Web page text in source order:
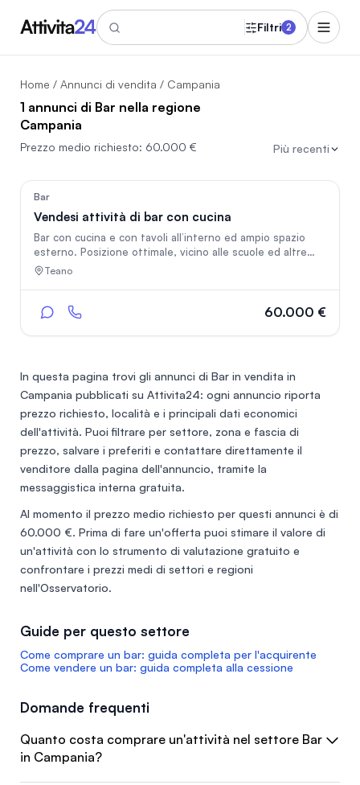
Filtri 2
Home / Annunci di vendita / Campania
1 annunci di Bar nella regione
Campania
Prezzo medio richiesto: 60.000 € Più recenti
Bar
Vendesi attività di bar con cucina
Bar con cucina e con tavoli all’interno ed ampio spazio
esterno. Posizione ottimale, vicino alle scuole ed altre
attività commerciali.
Teano
60.000 €
In questa pagina trovi gli annunci di Bar in vendita in
Campania pubblicati su Attivita24: ogni annuncio riporta
prezzo richiesto, località e i principali dati economici
dell'attività. Puoi filtrare per settore, zona e fascia di
prezzo, salvare i preferiti e contattare direttamente il
venditore dalla pagina dell'annuncio, tramite la
messaggistica interna gratuita.
Al momento il prezzo medio richiesto per questi annunci è di
60.000 €. Prima di fare un'offerta puoi stimare il valore di
un'attività con lo strumento di valutazione gratuito e
confrontare i prezzi medi di settori e regioni
nell'Osservatorio.
Guide per questo settore
Come comprare un bar: guida completa per l'acquirente
Come vendere un bar: guida completa alla cessione
Domande frequenti
Quanto costa comprare un'attività nel settore Bar
in Campania?